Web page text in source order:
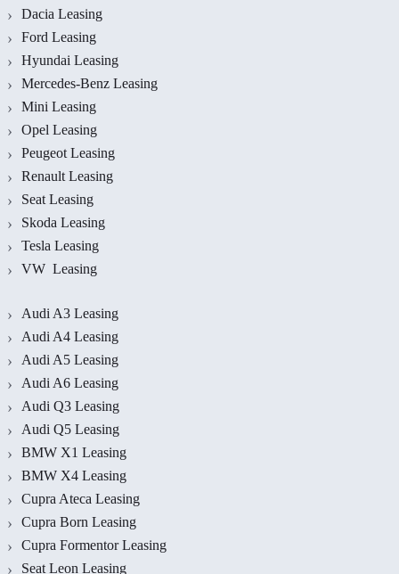
Dacia Leasing
Ford Leasing
Hyundai Leasing
Mercedes-Benz Leasing
Mini Leasing
Opel Leasing
Peugeot Leasing
Renault Leasing
Seat Leasing
Skoda Leasing
Tesla Leasing
VW Leasing
Audi A3 Leasing
Audi A4 Leasing
Audi A5 Leasing
Audi A6 Leasing
Audi Q3 Leasing
Audi Q5 Leasing
BMW X1 Leasing
BMW X4 Leasing
Cupra Ateca Leasing
Cupra Born Leasing
Cupra Formentor Leasing
Seat Leon Leasing